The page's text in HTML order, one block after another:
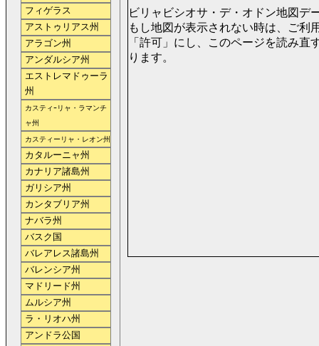
ビリャビシオサ・デ・オドン地図デ
もし地図が表示されない時は、ご利
「許可」にし、このページを読み
ります。
フィゲラス
アストゥリアス州
アラゴン州
アンダルシア州
エストレマドゥーラ
州
カスティｰリャ・ラマンチ
ャ州
カスティーリャ・レオン州
カタルーニャ州
カナリア諸島州
ガリシア州
カンタブリア州
ナバラ州
バスク国
バレアレス諸島州
バレンシア州
マドリード州
ムルシア州
ラ・リオハ州
アンドラ公国